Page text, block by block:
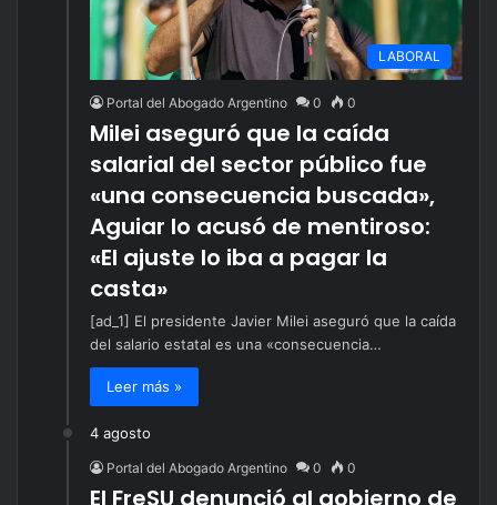
LABORAL
Portal del Abogado Argentino 0 0
Milei aseguró que la caída
salarial del sector público fue
«una consecuencia buscada»,
Aguiar lo acusó de mentiroso:
«El ajuste lo iba a pagar la
casta»
[ad_1] El presidente Javier Milei aseguró que la caída
del salario estatal es una «consecuencia…
Leer más »
4 agosto
Portal del Abogado Argentino 0 0
El FreSU denunció al gobierno de